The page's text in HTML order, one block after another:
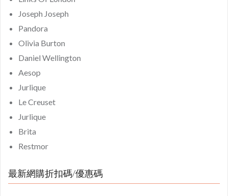
Joseph Joseph
Pandora
Olivia Burton
Daniel Wellington
Aesop
Jurlique
Le Creuset
Jurlique
Brita
Restmor
最新網購折扣碼/優惠碼